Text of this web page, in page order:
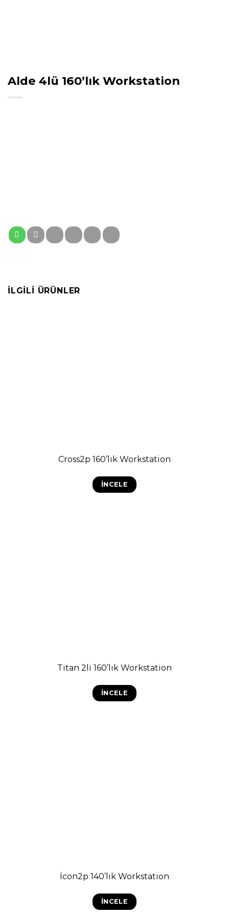
Alde 4lü 160’lık Workstation
İLGILI ÜRÜNLER
Cross2p 160’lık Workstation
İNCELE
Titan 2li 160’lık Workstation
İNCELE
İcon2p 140’lık Workstation
İNCELE